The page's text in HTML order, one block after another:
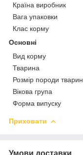
Країна виробник
Вага упаковки
Клас корму
Основні
Вид корму
Тварина
Розмір породи тварин
Вікова група
Форма випуску
Приховати
Умови доставки